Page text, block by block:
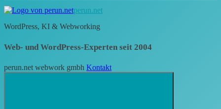
perun.net
WordPress, KI & Webworking
Web- und WordPress-Experten seit 2004
perun.net webwork gmbh Kontakt